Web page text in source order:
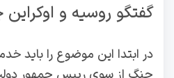
گفتگو روسیه و
در ابتدا این موضوع را باید